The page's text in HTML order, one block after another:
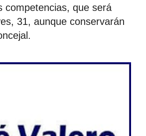
competencias, que será
31, aunque conservarán